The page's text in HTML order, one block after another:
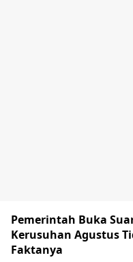
Pemerintah Buka
Kerusuhan Agustus
Faktanya